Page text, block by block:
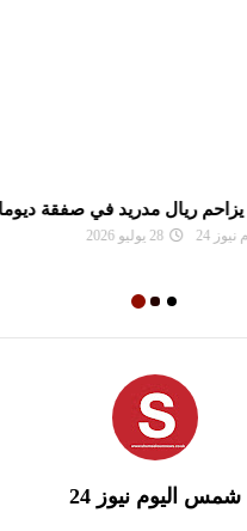
مدريد في صفقة ديوماندي
28 يوليو 2026
شمس اليوم نيوز 24